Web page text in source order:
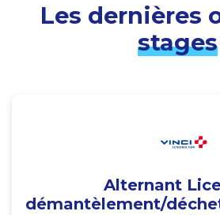
Les dernières
stages
Alternant
démantèlement/